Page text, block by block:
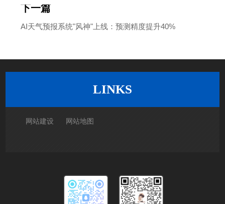
下一篇
AI天气预报系统"风神"上线：预测精度提升40%
LINKS
网站建设 网站地图